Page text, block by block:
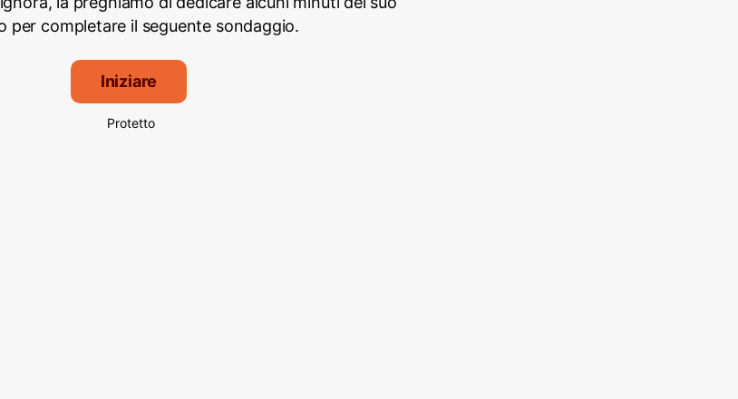
per completare il seguente sondaggio.
Iniziare
Protetto